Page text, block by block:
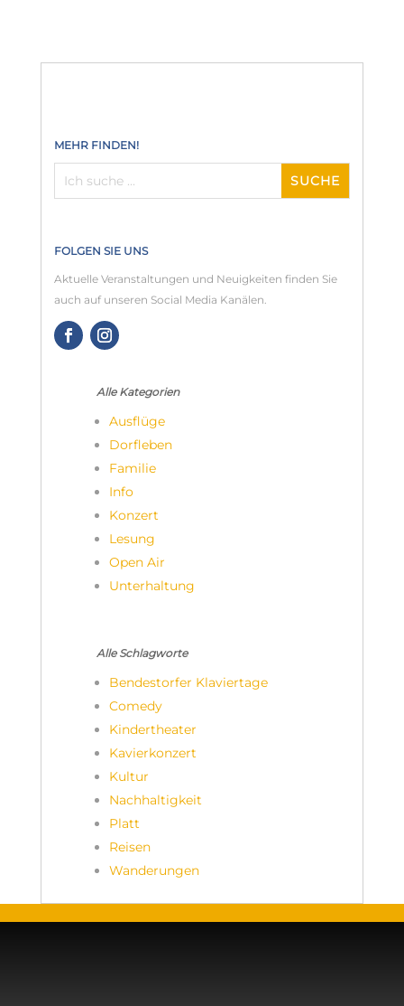
MEHR FINDEN!
FOLGEN SIE UNS
Aktuelle Veranstaltungen und Neuigkeiten finden Sie
auch auf unseren Social Media Kanälen.
Alle Kategorien
Ausflüge
Dorfleben
Familie
Info
Konzert
Lesung
Open Air
Unterhaltung
Alle Schlagworte
Bendestorfer Klaviertage
Comedy
Kindertheater
Kavierkonzert
Kultur
Nachhaltigkeit
Platt
Reisen
Wanderungen